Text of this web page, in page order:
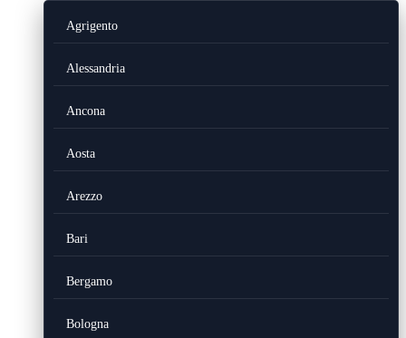
Agrigento
Alessandria
Ancona
Aosta
Arezzo
Bari
Bergamo
Bologna